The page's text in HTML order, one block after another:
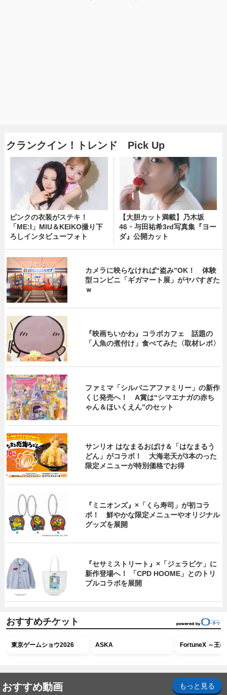
クランクイン！トレンド Pick Up
ピンクの衣装がステキ！
「ME:I」MIU＆KEIKO撮り下
ろしインタビューフォト
【大胆カット満載】乃木坂
46・与田祐希3rd写真集『ヨー
ダ』公開カット
カメラに映らなければ“盗み”OK！ 体験
型コンビニ「ギガマート展」がヤバすぎた
ｗ
『映画ちいかわ』コラボカフェ 話題の
「人魚の煮付け」食べてみた〈取材レポ〉
ファミマ「シルバニアファミリー」の新作
くじ発売へ！ A賞は“シマエナガの赤ち
ゃん＆ほいくえん”のセット
サンリオ はなまるおばけ＆「はなまるう
どん」がコラボ！ 大海老天が3本のった
限定メニューが特別価格でお得
『ミニオンズ』×「くら寿司」が初コラ
ボ！ 鮮やかな限定メニューやオリジナル
グッズを展開
『セサミストリート』×「ジェラピケ」に
新作登場へ！ 「CPD HOOME」とのトリ
プルコラボを展開
おすすめチケット
東京ゲームショウ2026 ASKA FortuneX ～王
おすすめ動画 もっと見る